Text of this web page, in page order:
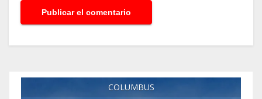
COLUMBUS